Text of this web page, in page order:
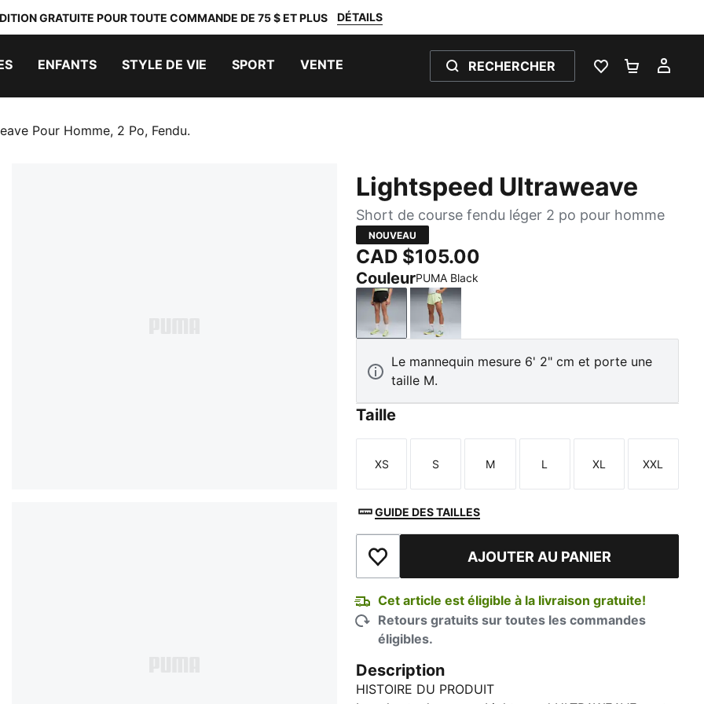
GRATUITE POUR TOUTE COMMANDE DE 75 $ ET PLUS DÉTAILS
ENFANTS STYLE DE VIE SPORT VENTE RECHERCHER
LISTE DEPANIER 0
Pour Homme, 2 Po, Fendu.
Lightspeed Ultraweave
Short de course fendu léger 2 po pour homme
NOUVEAU
CAD $105.00
CouleurPUMA Black
PUMA BlackApple Spritz
Le mannequin mesure 6' 2" cm et porte une
taille M.
Taille
Taille
XS
Taille
S
Taille
M
Taille
L
Taille
XL
Taille
XXL
GUIDE DES TAILLES
Ajouter à la liste de souhaits
AJOUTER AU PANIER
Cet article est éligible à la livraison gratuite!
Retours gratuits sur toutes les commandes
éligibles.
Description
HISTOIRE DU PRODUIT